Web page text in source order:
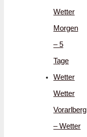
Wetter
Morgen
– 5
Tage
Wetter
Wetter
Vorarlberg
– Wetter